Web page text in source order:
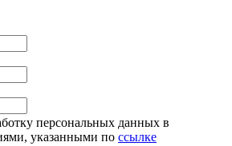
персональных данных в
указанными по ссылке